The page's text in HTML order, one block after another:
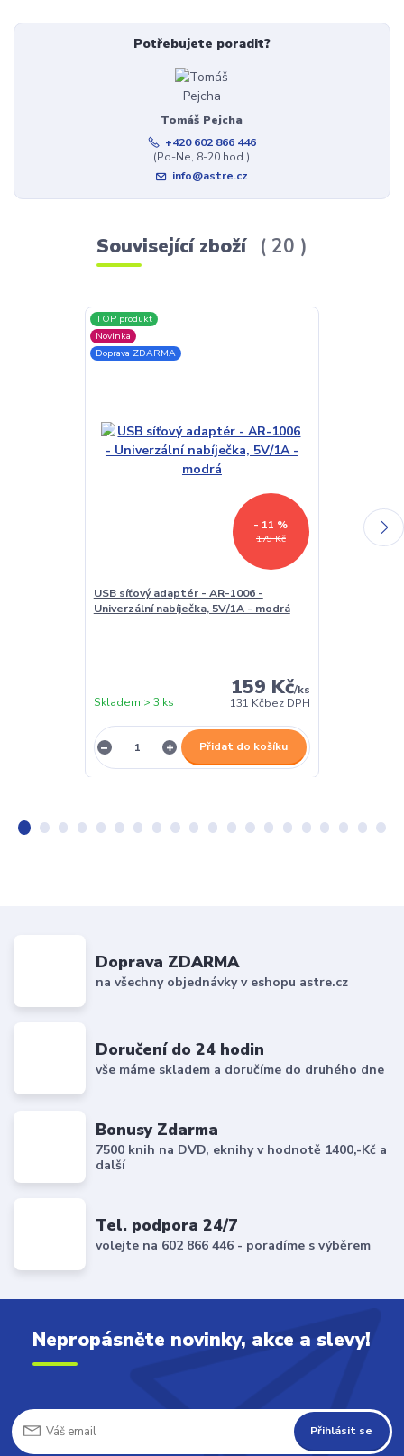
Potřebujete poradit?
Tomáš Pejcha
+420 602 866 446
(Po-Ne, 8-20 hod.)
info@astre.cz
Související zboží 20
TOP produkt
Novinka
Doprava ZDARMA
179 Kč
- 11 %
USB síťový adaptér - AR-1006 -
Univerzální nabíječka, 5V/1A - modrá
159 Kč/ks
131 Kčbez DPH
Skladem > 3 ks
Přidat do košíku
Doprava ZDARMA
na všechny objednávky v eshopu astre.cz
Doručení do 24 hodin
vše máme skladem a doručíme do druhého dne
Bonusy Zdarma
7500 knih na DVD, eknihy v hodnotě 1400,-Kč a
další
Tel. podpora 24/7
volejte na 602 866 446 - poradíme s výběrem
Nepropásněte novinky, akce a slevy!
Přihlásit se